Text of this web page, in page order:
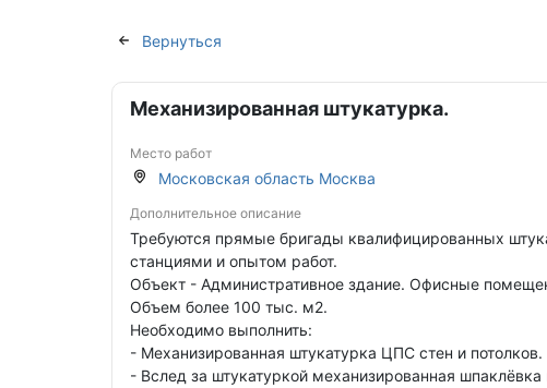
Вернуться
Механизированная штукатурка.
Место работ
Московская область Москва
Дополнительное описание
Требуются прямые бригады квалифицированных
станциями и опытом работ.
Объект - Административное здание. Офисные
Объем более 100 тыс. м2.
Необходимо выполнить:
- Механизированная штукатурка ЦПС стен и потолков.
- Вслед за штукатуркой механизированная